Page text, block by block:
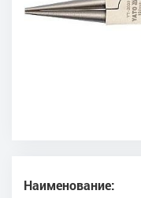
Наименование: